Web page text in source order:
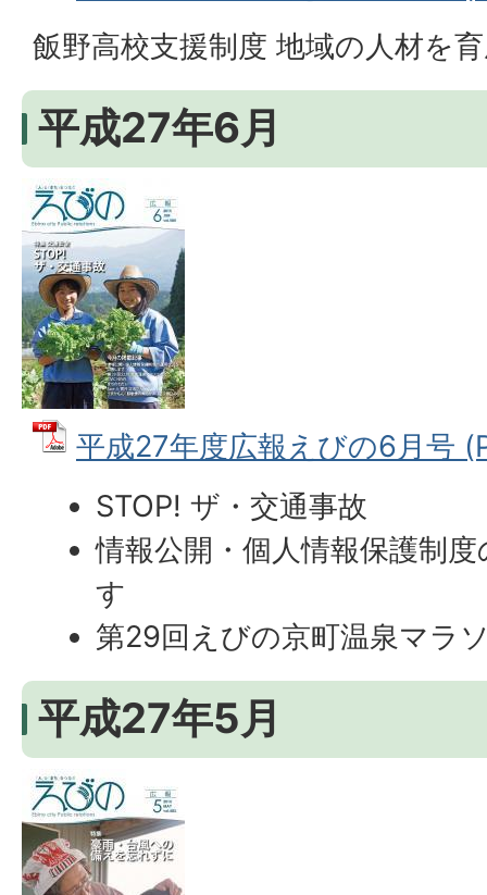
飯野高校支援制度 地域の人材を
平成27年6月
平成27年度広報えびの6月号
STOP! ザ・交通事故
情報公開・個人情報保護制
す
第29回えびの京町温泉マラ
平成27年5月